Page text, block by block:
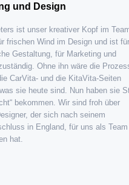
und Design
ist unser kreativer Kopf im
frischen Wind im Design und ist für
Gestaltung, für Marketing und
Ohne ihn wäre die
CarVita- und die KitaVita-Seiten
sie heute sind. Nun haben sie
bekommen. Wir sind froh über
der sich nach seinem
in England, für uns als Team
hat.